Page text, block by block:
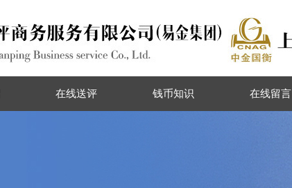
在线送评 钱币知识 在线留言